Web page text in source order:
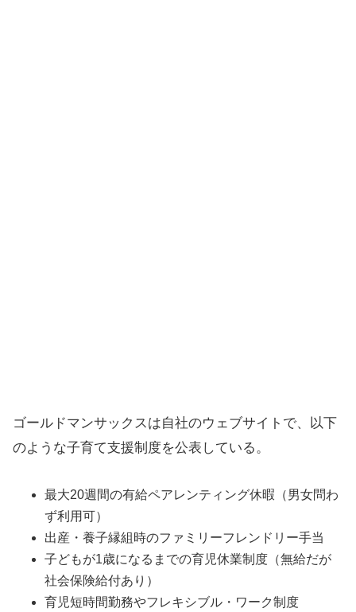
ゴールドマンサックスは自社のウェブサイトで、以下
のような子育て支援制度を公表している。
最大20週間の有給ペアレンティング休暇（男女問わ
ず利用可）
出産・養子縁組時のファミリーフレンドリー手当
子どもが1歳になるまでの育児休業制度（無給だが
社会保険給付あり）
育児短時間勤務やフレキシブル・ワーク制度